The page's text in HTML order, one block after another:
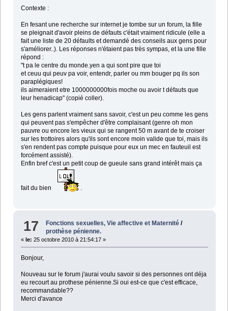
Contexte :
En fesant une recherche sur internet je tombe sur un forum, la fille
se pleignait d'avoir pleins de défauts c'était vraiment ridicule (elle a
fait une liste de 20 défaults et demandé des conseils aux gens pour
s'améliorer..). Les réponses n'étaient pas très sympas, et la une fille
répond :
"t pa le centre du monde.yen a qui sont pire que toi
et ceuu qui peuv pa voir, entendr, parler ou mm bouger pq ils son
paraplégiques!
ils aimeraient etre 1000000000fois moche ou avoir t défauts que
leur henadicap" (copié coller).
Les gens parlent vraiment sans savoir, c'est un peu comme les gens
qui peuvent pas s'empêcher d'être complaisant (genre oh mon
pauvre ou encore les vieux qui se rangent 50 m avant de te croiser
sur les trottoires alors qu'ils sont encore moin valide que toi, mais ils
s'en rendent pas compte puisque pour eux un mec en fauteuil est
forcément assisté).
Enfin bref c'est un petit coup de gueule sans grand intérêt mais ça
fait du bien .
17 Fonctions sexuelles, Vie affective et Maternité /
prothèse pénienne.
« le: 25 octobre 2010 à 21:54:17 »
Bonjour,
Nouveau sur le forum j'aurai voulu savoir si des personnes ont déja
eu recourt au prothese pénienne.Si oui est-ce que c'est efficace,
recommandable??
Merci d'avance